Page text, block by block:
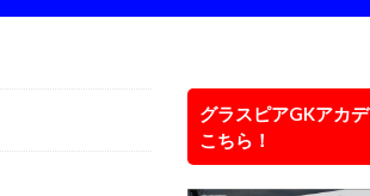
グラスピアGKアカ
こちら！